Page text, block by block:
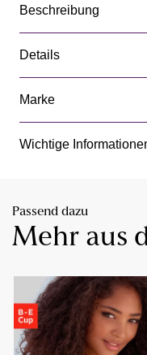
Beschreibung
Details
Marke
Wichtige
Passend dazu
Mehr aus